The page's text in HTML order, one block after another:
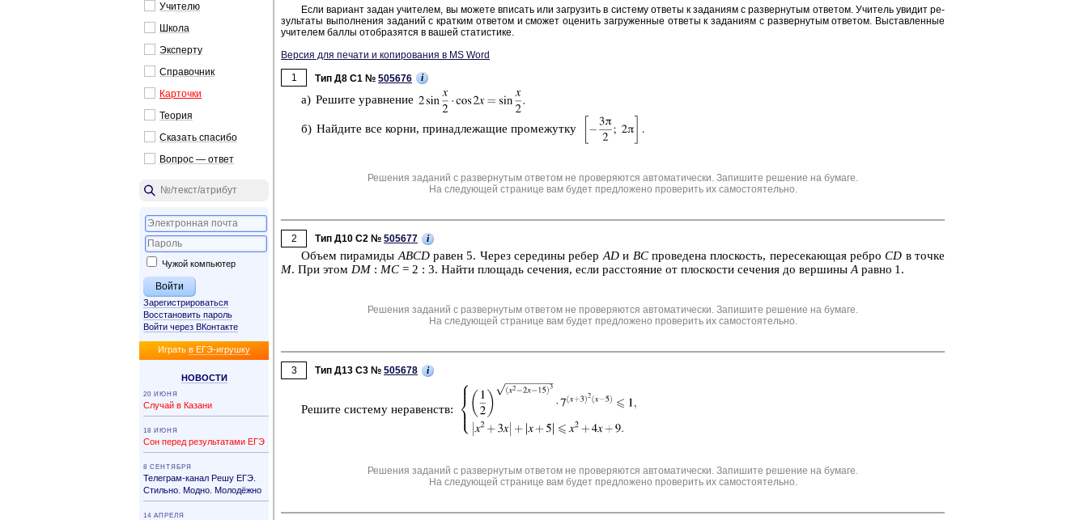
Учи­те­лю
Школа
Экс­пер­ту
Спра­воч­ник
Кар­точ­ки
Тео­рия
Ска­зать спа­си­бо
Во­прос — ответ
Чужой компьютер
Зарегистрироваться
Восстановить пароль
Войти через ВКонтакте
Иг­рать в ЕГЭ-иг­руш­ку
НО­ВО­СТИ
20 ИЮНЯ
Случай в Казани
18 ИЮНЯ
Сон перед результатами ЕГЭ
8 СЕНТЯБРЯ
Телеграм-канал Решу ЕГЭ.
Стильно. Модно. Молодёжно
14 АПРЕЛЯ
Если ва­ри­ант задан учи­те­лем, вы мо­же­те впи­сать или за­гру­зить в си­сте­му от­ве­ты к за­да­ни­ям с раз­вер­ну­тым от­ве­том. Учи­тель уви­дит ре­
зуль­та­ты вы­пол­не­ния за­да­ний с крат­ким от­ве­том и смо­жет оце­нить за­гру­жен­ные от­ве­ты к за­да­ни­ям с раз­вер­ну­тым от­ве­том. Вы­став­лен­ные
учи­те­лем баллы отоб­ра­зят­ся в вашей ста­ти­сти­ке.
Версия для печати и копирования в MS Word
1
Тип Д8 C1 № 505676 i
а) Ре­ши­те урав­не­ние
б) Най­ди­те все корни, при­над­ле­жа­щие про­ме­жут­ку
Решения заданий с развернутым ответом не проверяются автоматически. Запишите решение на бумаге.
На следующей странице вам будет предложено проверить их самостоятельно.
2 Тип Д10 C2 № 505677 i
Объем пи­ра­ми­ды ABCDравен 5. Через се­ре­ди­ны ребер ADи BCпро­ве­де­на плос­кость, пе­ре­се­ка­ю­щая реброCD в точке
M. При этом DM : MC = 2 : 3. Найти пло­щадь се­че­ния, если рас­сто­я­ние от плос­ко­сти се­че­ния до вер­ши­ны A равно 1.
Решения заданий с развернутым ответом не проверяются автоматически. Запишите решение на бумаге.
На следующей странице вам будет предложено проверить их самостоятельно.
3 Тип Д13 C3 № 505678 i
Ре­ши­те си­сте­му не­ра­венств:
Решения заданий с развернутым ответом не проверяются автоматически. Запишите решение на бумаге.
На следующей странице вам будет предложено проверить их самостоятельно.